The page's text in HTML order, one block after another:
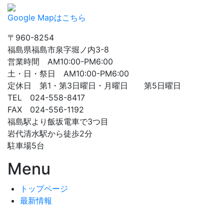
Google Mapはこちら
〒960-8254
福島県福島市泉字堀ノ内3-8
営業時間 AM10:00-PM6:00
土・日・祭日 AM10:00-PM6:00
定休日 第1・第3日曜日・月曜日 第5日曜日
TEL 024-558-8417
FAX 024-556-1192
福島駅より飯坂電車で3つ目
岩代清水駅から徒歩2分
駐車場5台
Menu
トップページ
最新情報